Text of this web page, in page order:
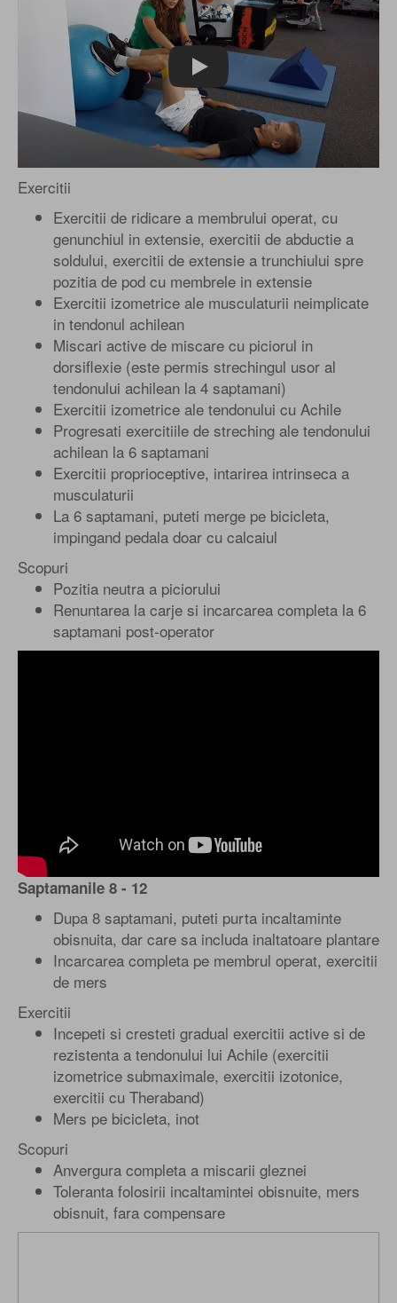
Play
Exercitii
Exercitii de ridicare a membrului operat, cu
genunchiul in extensie, exercitii de abductie a
soldului, exercitii de extensie a trunchiului spre
pozitia de pod cu membrele in extensie
Exercitii izometrice ale musculaturii neimplicate
in tendonul achilean
Miscari active de miscare cu piciorul in
dorsiflexie (este permis strechingul usor al
tendonului achilean la 4 saptamani)
Exercitii izometrice ale tendonului cu Achile
Progresati exercitiile de streching ale tendonului
achilean la 6 saptamani
Exercitii proprioceptive, intarirea intrinseca a
musculaturii
La 6 saptamani, puteti merge pe bicicleta,
impingand pedala doar cu calcaiul
Scopuri
Pozitia neutra a piciorului
Renuntarea la carje si incarcarea completa la 6
saptamani post-operator
Saptamanile 8 - 12
Dupa 8 saptamani, puteti purta incaltaminte
obisnuita, dar care sa includa inaltatoare plantare
Incarcarea completa pe membrul operat, exercitii
de mers
Exercitii
Incepeti si cresteti gradual exercitii active si de
rezistenta a tendonului lui Achile (exercitii
izometrice submaximale, exercitii izotonice,
exercitii cu Theraband)
Mers pe bicicleta, inot
Scopuri
Anvergura completa a miscarii gleznei
Toleranta folosirii incaltamintei obisnuite, mers
obisnuit, fara compensare